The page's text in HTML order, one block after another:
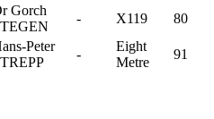
Gorch
- X119 80
Peter
-
Eight
Metre
91